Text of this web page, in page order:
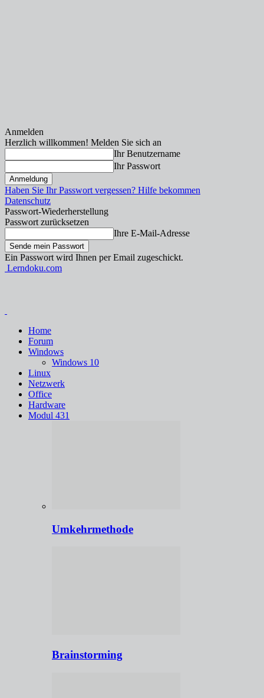
Anmelden
Herzlich willkommen! Melden Sie sich an
Ihr Benutzername
Ihr Passwort
Haben Sie Ihr Passwort vergessen? Hilfe bekommen
Datenschutz
Passwort-Wiederherstellung
Passwort zurücksetzen
Ihre E-Mail-Adresse
Ein Passwort wird Ihnen per Email zugeschickt.
Lerndoku.com
Home
Forum
Windows
Windows 10
Linux
Netzwerk
Office
Hardware
Modul 431
Umkehrmethode
Brainstorming